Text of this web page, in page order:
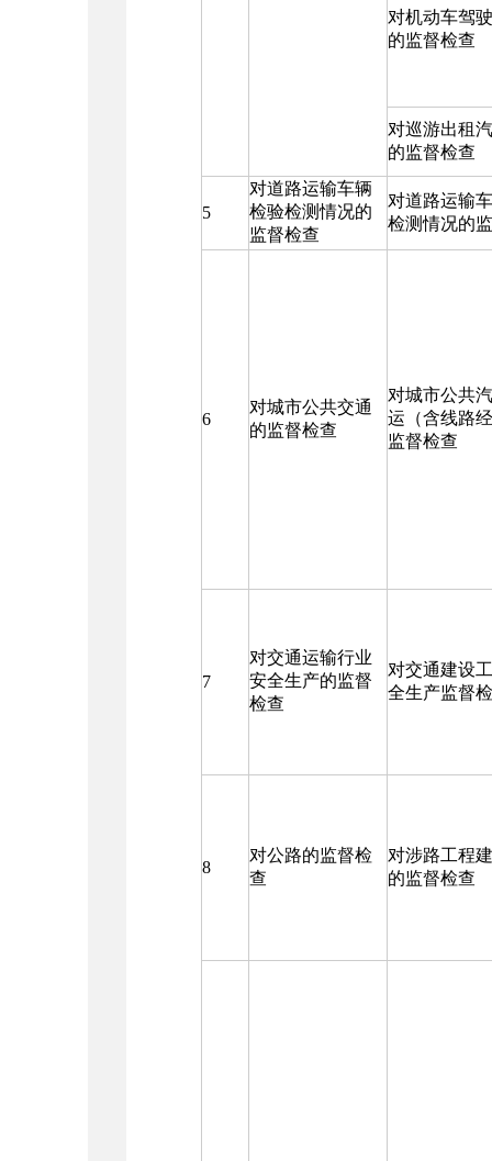
对机动车驾
的监督检查
对巡游出租
的监督检查
5
对道路运输车辆
检验检测情况的
监督检查
对道路运输
检测情况的
6
对城市公共交通
的监督检查
对城市公共
运（含线路
监督检查
7
对交通运输行业
安全生产的监督
检查
对交通建设
全生产监督
8
对公路的监督检
查
对涉路工程
的监督检查